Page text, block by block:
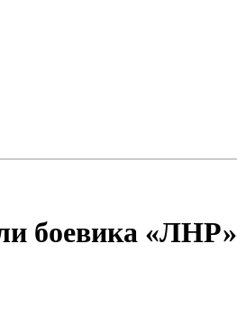
боевика «ЛНР»